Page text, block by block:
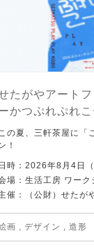
たがやアート
かつぷれぷれ
の夏、三軒茶屋に「
！
日時：2026年8月4日
場：生活工房 ワー
催：（公財）せたが
画 , デザイン , 造形